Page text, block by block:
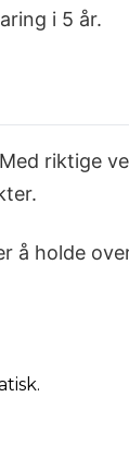
i 5 år.
riktige
å holde